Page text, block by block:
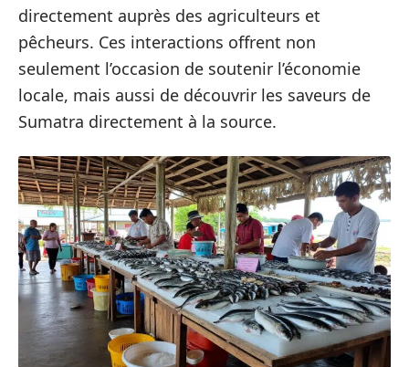
directement auprès des agriculteurs et
pêcheurs. Ces interactions offrent non
seulement l’occasion de soutenir l’économie
locale, mais aussi de découvrir les saveurs de
Sumatra directement à la source.